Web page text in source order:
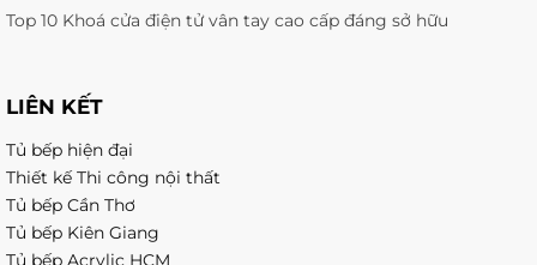
Top 10 Khoá cửa điện tử vân tay cao cấp đáng sở hữu
LIÊN KẾT
Tủ bếp hiện đại
Thiết kế Thi công nội thất
Tủ bếp Cần Thơ
Tủ bếp Kiên Giang